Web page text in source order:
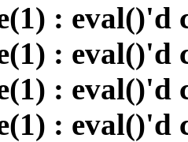
: eval()'d
: eval()'d
: eval()'d
: eval()'d